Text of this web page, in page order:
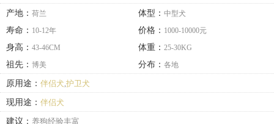
产地： 荷兰 体型：中型犬
寿命： 10-12年 价格： 1000-10000元
身高： 43-46CM 体重：25-30KG
祖先： 博美 分布：各地
原用途： 伴侣犬,护卫犬
现用途： 伴侣犬
建议： 养狗经验丰富